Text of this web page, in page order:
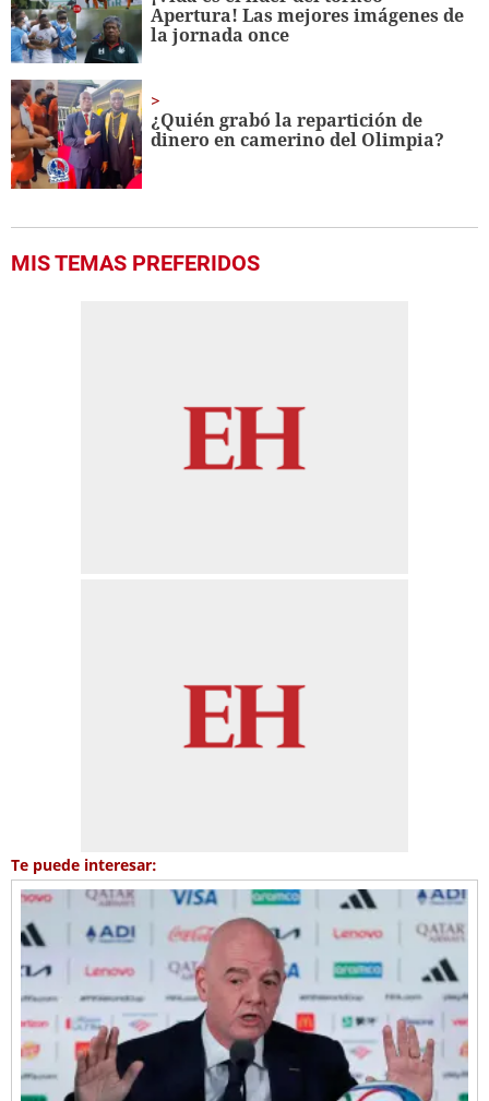
Apertura! Las mejores imágenes de
la jornada once
¿Quién grabó la repartición de
dinero en camerino del Olimpia?
MIS TEMAS PREFERIDOS
Te puede interesar: